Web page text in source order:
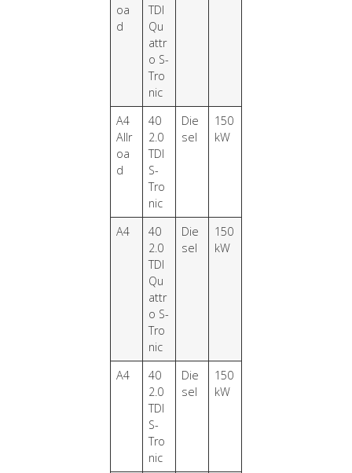
oa
d
TDI
Qu
attr
o S-
Tro
nic
A4
Allr
oa
d
40
2.0
TDI
S-
Tro
nic
Die
sel
150
kW
A4
40
2.0
TDI
Qu
attr
o S-
Tro
nic
Die
sel
150
kW
A4
40
2.0
TDI
S-
Tro
nic
Die
sel
150
kW